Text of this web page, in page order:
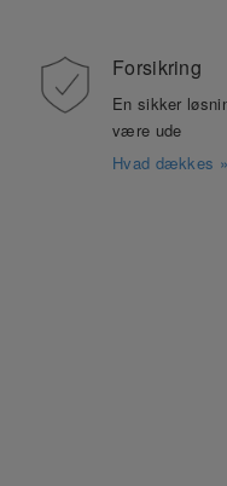
Forsikring
En sikker
være ude
Hvad dækkes »